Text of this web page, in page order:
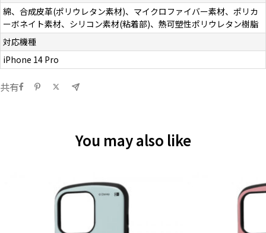
綿、合成皮革(ポリウレタン素材)、マイクロファイバー素材、ポリカ
ーボネイト素材、シリコン素材(粘着部)、熱可塑性ポリウレタン樹脂
対応機種
iPhone 14 Pro
共有
You may also like